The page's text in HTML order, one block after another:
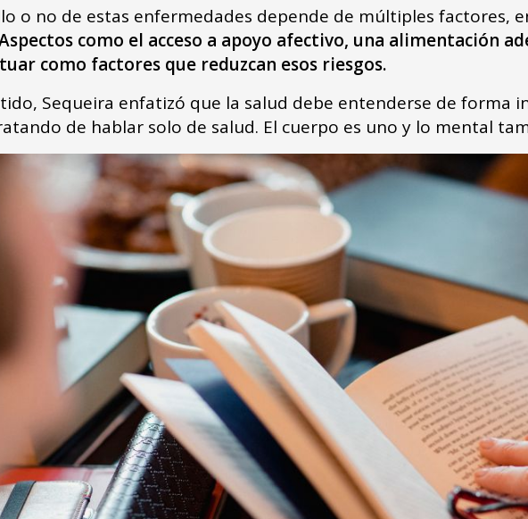
o no de estas enfermedades depende de múltiples factores,
como el acceso a apoyo afectivo, una alimentación
como factores que reduzcan esos riesgos.
Sequeira enfatizó que la salud debe entenderse de forma
de hablar solo de salud. El cuerpo es uno y lo mental